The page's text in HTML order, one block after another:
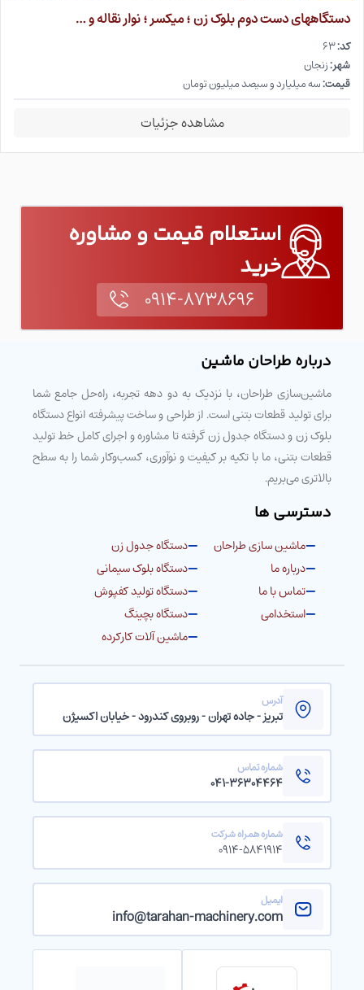
دستگاههای دست دوم بلوک زن ؛ میکسر ؛ نوار نقاله و …
کد:۶۳
شهر:زنجان
قیمت:سه میلیارد و سیصد میلیون تومان
مشاهده جزئیات
استعلام قیمت و مشاوره
خرید
۰۹۱۴-۸۷۳۸۶۹۶
درباره طراحان ماشین
ماشین‌سازی طراحان، با نزدیک به دو دهه تجربه، راه‌حل جامع شما
برای تولید قطعات بتنی است. از طراحی و ساخت پیشرفته انواع دستگاه
بلوک زن و دستگاه جدول زن گرفته تا مشاوره و اجرای کامل خط تولید
قطعات بتنی، ما با تکیه بر کیفیت و نوآوری، کسب‌وکار شما را به سطح
بالاتری می‌بریم.
دسترسی ها
ماشین سازی طراحان
درباره ما
تماس با ما
استخدامی
دستگاه جدول زن
دستگاه بلوک سیمانی
دستگاه تولید کفپوش
دستگاه بچینگ
ماشین آلات کارکرده
آدرس
تبریز - جاده تهران - روبروی کندرود - خیابان اکسیژن
شماره تماس
۰۴۱-۳۶۳۰۴۴۶۴
شماره همراه شرکت
۰۹۱۴-۵۸۴۱۹۱۴
ایمیل
info@tarahan-machinery.com